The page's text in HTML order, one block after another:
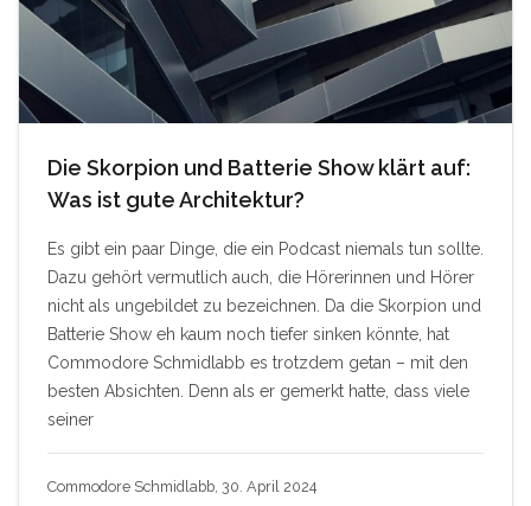
Die Skorpion und Batterie Show klärt auf:
Was ist gute Architektur?
Es gibt ein paar Dinge, die ein Podcast niemals tun sollte.
Dazu gehört vermutlich auch, die Hörerinnen und Hörer
nicht als ungebildet zu bezeichnen. Da die Skorpion und
Batterie Show eh kaum noch tiefer sinken könnte, hat
Commodore Schmidlabb es trotzdem getan – mit den
besten Absichten. Denn als er gemerkt hatte, dass viele
seiner
Commodore Schmidlabb, 30. April 2024